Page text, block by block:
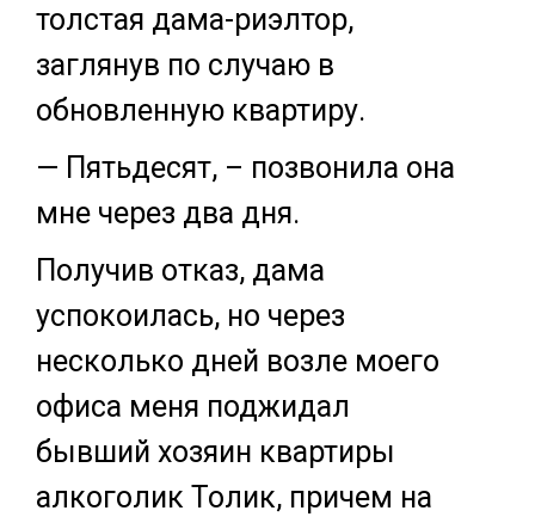
толстая дама-риэлтор,
заглянув по случаю в
обновленную квартиру.
— Пятьдесят, – позвонила она
мне через два дня.
Получив отказ, дама
успокоилась, но через
несколько дней возле моего
офиса меня поджидал
бывший хозяин квартиры
алкоголик Толик, причем на